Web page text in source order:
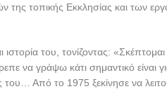
τοπικής Εκκλησίας και των
του, τονίζοντας:
να γράψω κάτι σημαντικό είναι
του… Από το 1975 ξεκίνησε να